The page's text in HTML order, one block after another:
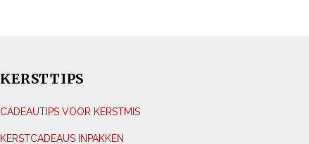
KERSTTIPS
CADEAUTIPS VOOR KERSTMIS
KERSTCADEAUS INPAKKEN